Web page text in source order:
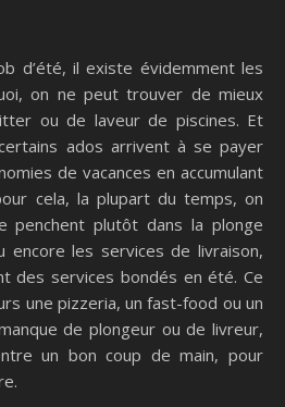
d’été, il existe évidemment les
on ne peut trouver de mieux
ou de laveur de piscines. Et
ados arrivent à se payer
de vacances en accumulant
cela, la plupart du temps, on
penchent plutôt dans la plonge
encore les services de livraison,
des services bondés en été. Ce
une pizzeria, un fast-food ou un
de plongeur ou de livreur,
un bon coup de main, pour